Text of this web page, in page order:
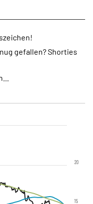
gefallen? Shorties
15
20